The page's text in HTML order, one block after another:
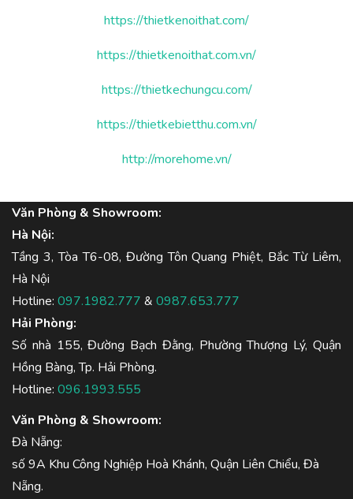
https://thietkenoithat.com/
https://thietkenoithat.com.vn/
https://thietkechungcu.com/
https://thietkebietthu.com.vn/
http://morehome.vn/
Văn Phòng & Showroom:
Hà Nội:
Tầng 3, Tòa T6-08, Đường Tôn Quang Phiệt, Bắc Từ Liêm,
Hà Nội
Hotline: 097.1982.777 & 0987.653.777
Hải Phòng:
Số nhà 155, Đường Bạch Đằng, Phường Thượng Lý, Quận
Hồng Bàng, Tp. Hải Phòng.
Hotline: 096.1993.555
Văn Phòng & Showroom:
Đà Nẵng:
số 9A Khu Công Nghiệp Hoà Khánh, Quận Liên Chiểu, Đà
Nẵng.